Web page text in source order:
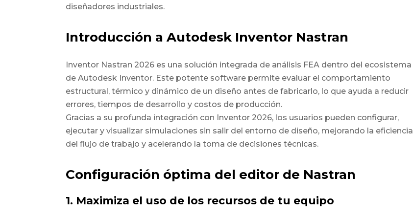
diseñadores industriales.
Introducción a Autodesk Inventor Nastran
Inventor Nastran 2026 es una solución integrada de análisis FEA dentro del ecosistema
de Autodesk Inventor. Este potente software permite evaluar el comportamiento
estructural, térmico y dinámico de un diseño antes de fabricarlo, lo que ayuda a reducir
errores, tiempos de desarrollo y costos de producción.
Gracias a su profunda integración con Inventor 2026, los usuarios pueden configurar,
ejecutar y visualizar simulaciones sin salir del entorno de diseño, mejorando la eficiencia
del flujo de trabajo y acelerando la toma de decisiones técnicas.
Configuración óptima del editor de Nastran
1. Maximiza el uso de los recursos de tu equipo